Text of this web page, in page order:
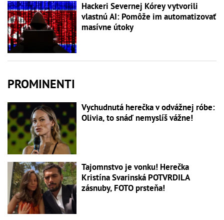
Hackeri Severnej Kórey vytvorili
vlastnú AI: Pomôže im automatizovať
masívne útoky
PROMINENTI
Vychudnutá herečka v odvážnej róbe:
Olivia, to snáď nemyslíš vážne!
Tajomnstvo je vonku! Herečka
Kristína Svarinská POTVRDILA
zásnuby, FOTO prsteňa!